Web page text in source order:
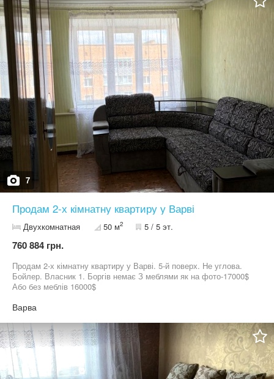
7
Продам 2-х кімнатну квартиру у Варві
Двухкомнатная 50 м2 5 / 5 эт.
760 884 грн.
Продам 2-х кімнатну квартиру у Варві. 5-й поверх. Не углова.
Бойлер. Власник 1. Боргів немає З меблями як на фото-17000$
Або без меблів 16000$
Варва